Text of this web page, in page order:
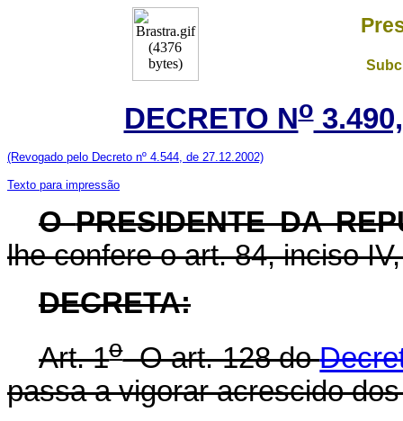
DECRETO No
(Revogado pelo Decreto nº 4.544, de 27.12.2002)
Texto para impressão
O PRESIDENTE DA
lhe confere o art. 84, inciso
DECRETA:
Art. 1oO art. 128 do
passa a vigorar acrescido